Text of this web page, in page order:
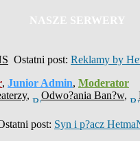
NASZE SERWERY
Ostatni post: Reklamy by
, Junior Admin, Moderator
, Odwo?ania Ban?w,
post: Syn i p?acz